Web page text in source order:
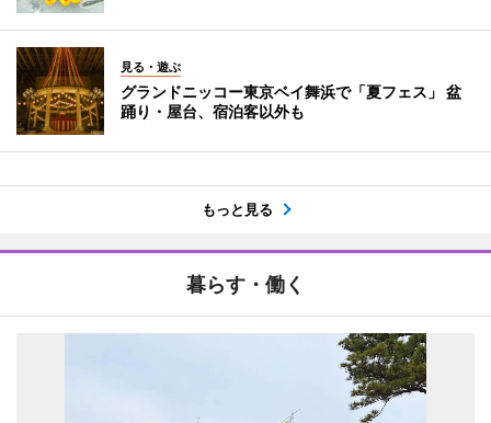
見る・遊ぶ
グランドニッコー東京ベイ舞浜で「夏フェス」 盆
踊り・屋台、宿泊客以外も
もっと見る
暮らす・働く